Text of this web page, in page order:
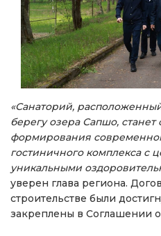
«Санаторий,
берегу озера Сапшо, станет
формирования
гостиничного комплекса с
уникальными
уверен глава региона.
строительстве были
закреплены в Соглашении о